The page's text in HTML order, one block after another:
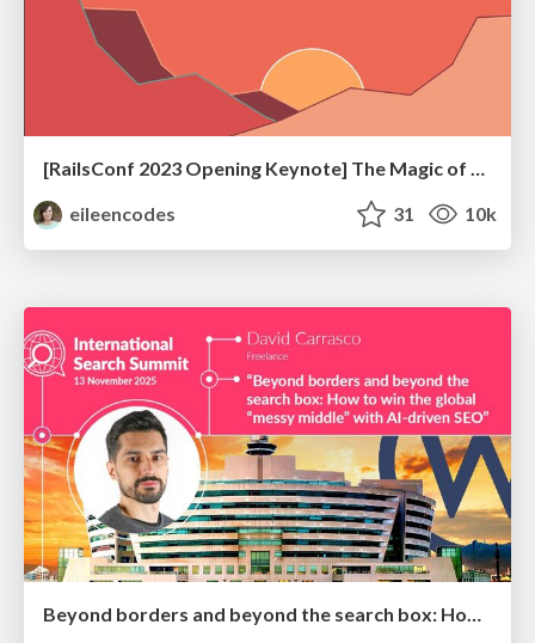
[RailsConf 2023 Opening Keynote] The Magic of Rails
eileencodes
31 10k